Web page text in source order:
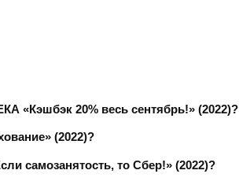
«Кэшбэк 20% весь сентябрь!» (2022)?
(2022)?
самозанятость, то Сбер!» (2022)?